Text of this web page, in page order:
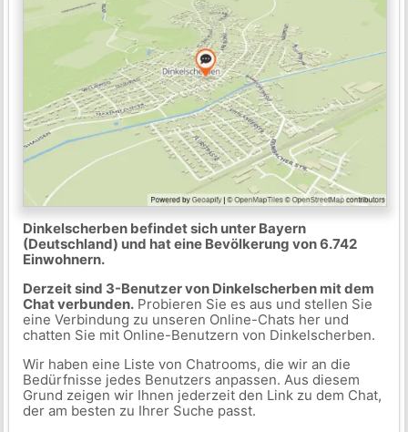
Dinkelscherben befindet sich unter Bayern
(Deutschland) und hat eine Bevölkerung von 6.742
Einwohnern.
Derzeit sind 3-Benutzer von Dinkelscherben mit dem
Chat verbunden.Probieren Sie es aus und stellen Sie
eine Verbindung zu unseren Online-Chats her und
chatten Sie mit Online-Benutzern von Dinkelscherben.
Wir haben eine Liste von Chatrooms, die wir an die
Bedürfnisse jedes Benutzers anpassen. Aus diesem
Grund zeigen wir Ihnen jederzeit den Link zu dem Chat,
der am besten zu Ihrer Suche passt.